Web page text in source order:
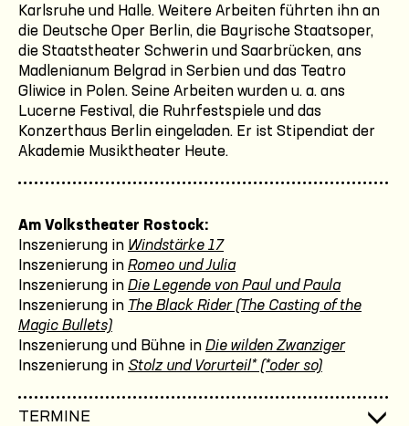
Karlsruhe und Halle. Weitere Arbeiten führten ihn an
die Deutsche Oper Berlin, die Bayrische Staatsoper,
die Staatstheater Schwerin und Saarbrücken, ans
Madlenianum Belgrad in Serbien und das Teatro
Gliwice in Polen. Seine Arbeiten wurden u. a. ans
Lucerne Festival, die Ruhrfestspiele und das
Konzerthaus Berlin eingeladen. Er ist Stipendiat der
Akademie Musiktheater Heute.
Am Volkstheater Rostock:
Inszenierung in Windstärke 17
Inszenierung in Romeo und Julia
Inszenierung in Die Legende von Paul und Paula
Inszenierung in The Black Rider (The Casting of the
Magic Bullets)
Inszenierung und Bühne in Die wilden Zwanziger
Inszenierung in Stolz und Vorurteil* (*oder so)
TERMINE